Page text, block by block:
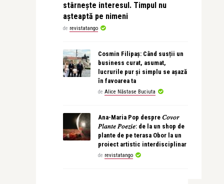
stârnește interesul. Timpul nu
așteaptă pe nimeni
de revistatango
Cosmin Filipaș: Când susții un
business curat, asumat,
lucrurile pur și simplu se așază
în favoarea ta
de Alice Năstase Buciuta
Ana-Maria Pop despre 𝐶𝑜𝑣𝑜𝑟
𝑃𝑙𝑎𝑛𝑡𝑒 𝑃𝑜𝑒𝑧𝑖𝑒: de la un shop de
plante de pe terasa Obor la un
proiect artistic interdisciplinar
de revistatango